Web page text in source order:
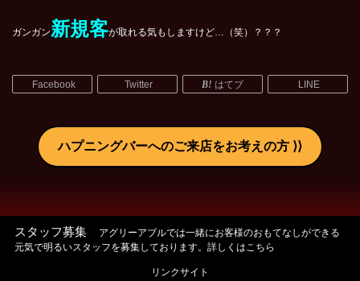
ガンガン新規客が取れる気もしますけど…（笑）？？？
Facebook Twitter はてブ LINE
ハプニングバーへのご来店をお考えの方
スタッフ募集
アグリーアブルでは一緒にお客様のおもてなしができる
元気で明るいスタッフを募集しております。詳しくはこちら
リンクサイト